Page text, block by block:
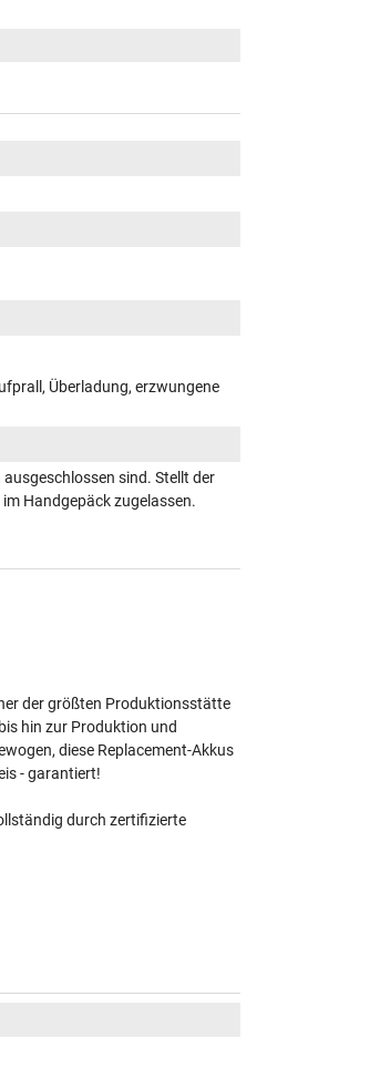
Überladung, erzwungene
sind. Stellt der
Handgepäck zugelassen.
der größten Produktionsstätte
hin zur Produktion und
diese Replacement-Akkus
- garantiert!
durch zertifizierte